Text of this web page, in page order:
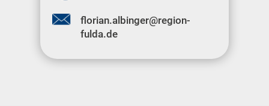
florian.albinger@region-
fulda.de